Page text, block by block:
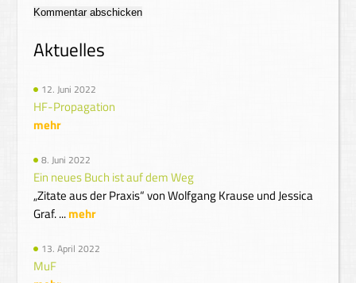
Aktuelles
12. Juni 2022
HF-Propagation
mehr
8. Juni 2022
Ein neues Buch ist auf dem Weg
„Zitate aus der Praxis“ von Wolfgang Krause und Jessica
Graf. ...mehr
13. April 2022
MuF